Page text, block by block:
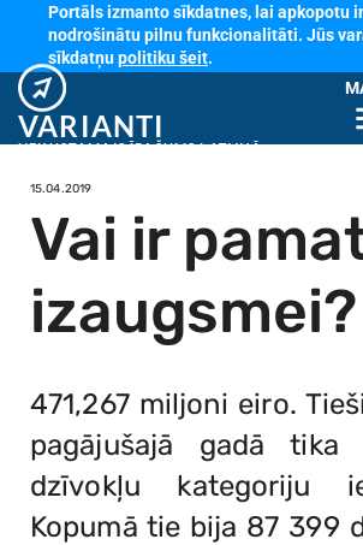
Portāls izmanto sīkdatnes, lai apkopotu
nodrošinātu pilnu funkcionalitāti. Jūs
sīkdatņupolitiku šeit.
VARIANTI
NEKUSTAMAIS ĪPAŠUMS LATVIJĀ
15.04.2019
Vai ir
izaugsmei?
471,267 miljoni eiro.
pagājušajā gadā tika
dzīvokļu kategoriju
Kopumā tie bija 87 399